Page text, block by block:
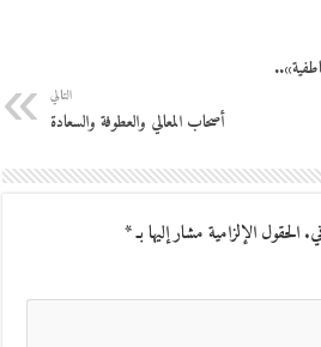
التالي
أصحاب المعالي والعطوفة والسعادة
الحقول الإلزامية مشار إليها بـ*